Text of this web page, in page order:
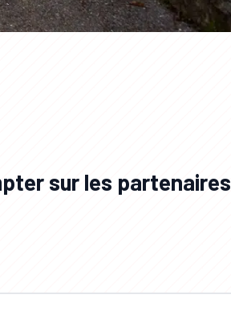
sur les partenaires